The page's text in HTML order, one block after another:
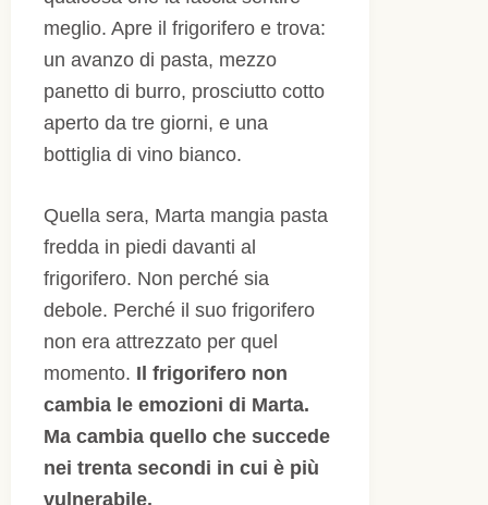
meglio. Apre il frigorifero e trova:
un avanzo di pasta, mezzo
panetto di burro, prosciutto cotto
aperto da tre giorni, e una
bottiglia di vino bianco.
Quella sera, Marta mangia pasta
fredda in piedi davanti al
frigorifero. Non perché sia
debole. Perché il suo frigorifero
non era attrezzato per quel
momento. Il frigorifero non
cambia le emozioni di Marta.
Ma cambia quello che succede
nei trenta secondi in cui è più
vulnerabile.